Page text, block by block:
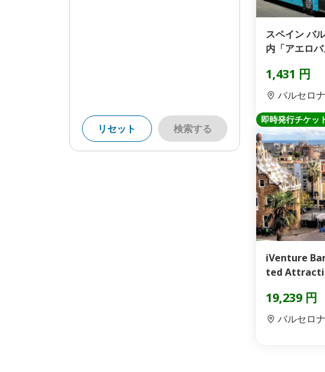
リセット 検索する
スペイン バ
内「アエロ
1,431 円
バルセロナ
即時発行チケッ
iVenture
ted
19,239 円
バルセロナ